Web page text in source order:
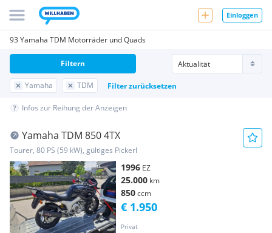
Einloggen
93 Yamaha TDM Motorräder und Quads
Yamaha TDM Filter zurücksetzen
Filtern
Infos zur Reihung der Anzeigen
Yamaha TDM 850 4TX
Tourer, 80 PS (59 kW), gültiges Pickerl
1996 EZ
25.000 km
850ccm
Privat
€ 1.950